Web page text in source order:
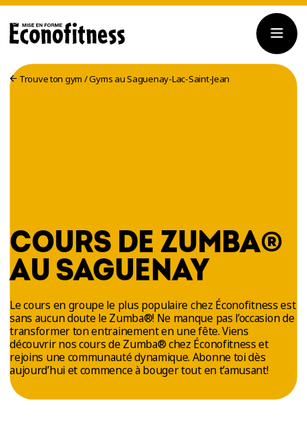
ESSAIS
ENTRAINEMENT
Trouve ton gym /Gyms au Saguenay-Lac-Saint-Jean
COURS DE ZUMBA®
AU SAGUENAY
Le cours en groupe le plus populaire chez Éconofitness est
sans aucun doute le Zumba®! Ne manque pas l’occasion de
transformer ton entrainement en une fête. Viens
découvrir nos cours de Zumba® chez Éconofitness et
rejoins une communauté dynamique. Abonne toi dès
aujourd’hui et commence à bouger tout en t’amusant!